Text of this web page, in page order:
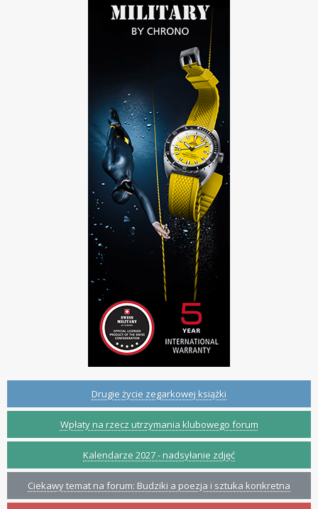
Drugie życie zegarkowej książki
Wpłaty na rzecz utrzymania klubowego forum
Kalendarze 2027 - nadsyłanie zdjęć
Ciekawy temat na forum: Budziki a poezja i sztuka konkretna